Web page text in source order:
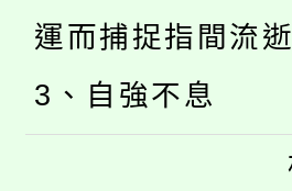
運而捕捉指間流
3、自強不息